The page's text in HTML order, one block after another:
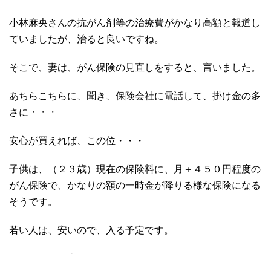
小林麻央さんの抗がん剤等の治療費がかなり高額と報道し
ていましたが、治ると良いですね。
そこで、妻は、がん保険の見直しをすると、言いました。
あちらこちらに、聞き、保険会社に電話して、掛け金の多
さに・・・
安心が買えれば、この位・・・
子供は、（２３歳）現在の保険料に、月＋４５０円程度の
がん保険で、かなりの額の一時金が降りる様な保険になる
そうです。
若い人は、安いので、入る予定です。